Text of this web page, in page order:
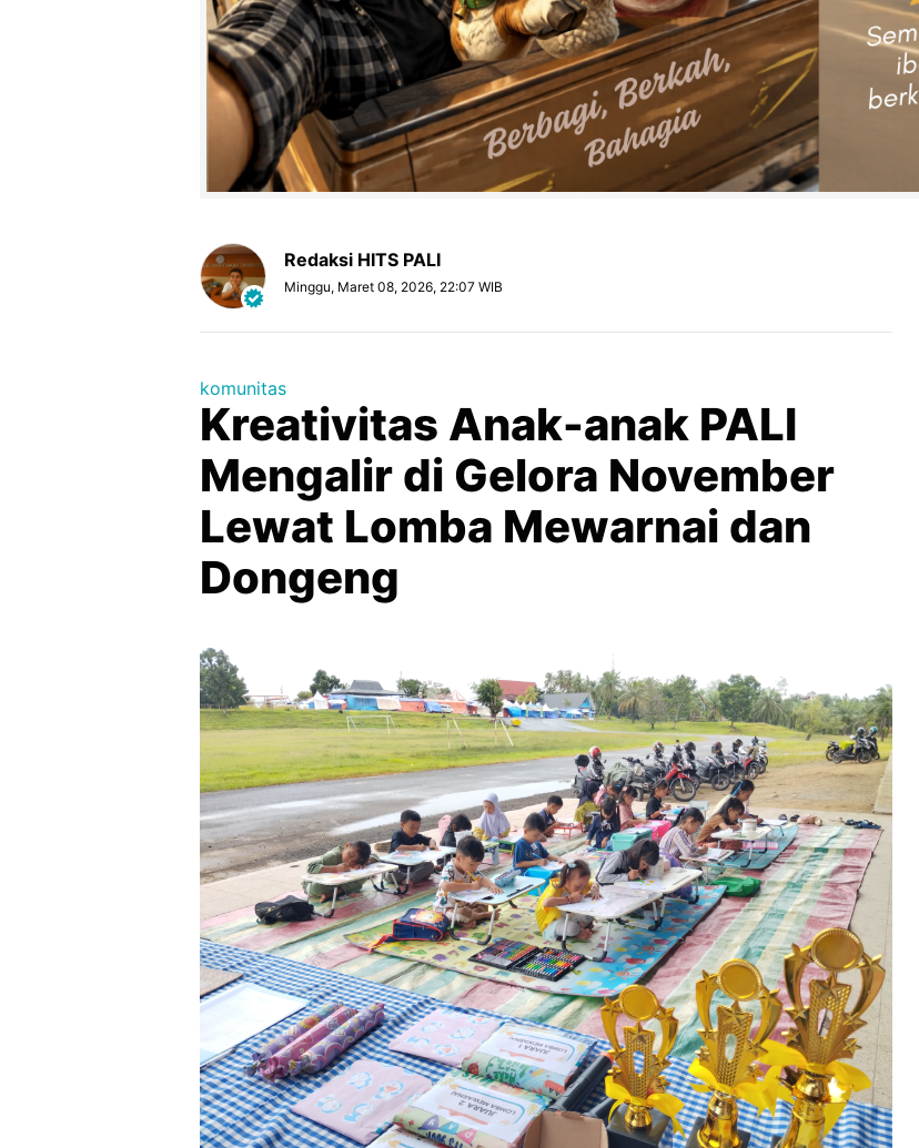
Redaksi HITS PALI
Minggu, Maret 08, 2026, 22:07 WIB
komunitas
Kreativitas Anak-anak PALI
Mengalir di Gelora November
Lewat Lomba Mewarnai dan
Dongeng